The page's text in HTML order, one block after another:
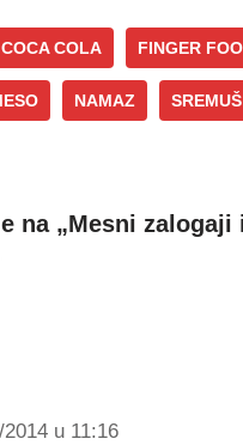
COCA COLA FINGER
NAMAZ SREMUŠ
na „Mesni zalogaji
u 11:16